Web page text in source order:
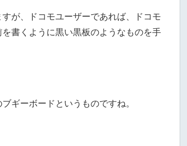
が、ドコモユーザーであれば、ドコモ
書くように黒い黒板のようなものを手
ギーボードというものですね。